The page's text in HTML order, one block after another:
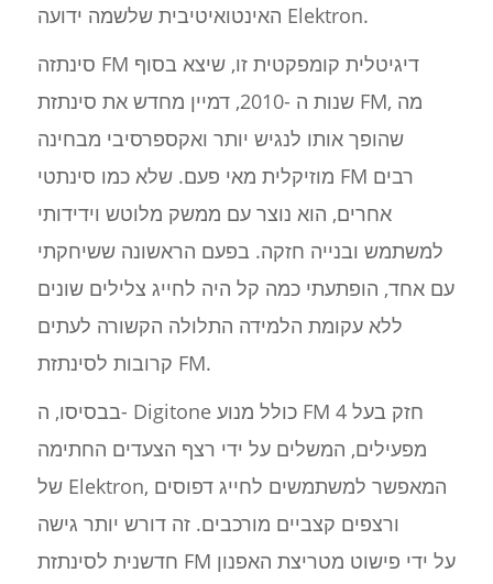
האינטואיטיבית שלשמה ידועה Elektron.
סינתזה FM דיגיטלית קומפקטית זו, שיצא בסוף
שנות ה -2010, דמיין מחדש את סינתזת FM, מה
שהופך אותו לנגיש יותר ואקספרסיבי מבחינה
מוזיקלית מאי פעם. שלא כמו סינתטי FM רבים
אחרים, הוא נוצר עם ממשק מלוטש וידידותי
למשתמש ובנייה חזקה. בפעם הראשונה ששיחקתי
עם אחד, הופתעתי כמה קל היה לחייג צלילים שונים
ללא עקומת הלמידה התלולה הקשורה לעתים
קרובות לסינתזת FM.
בבסיסו, ה- Digitone כולל מנוע FM חזק בעל 4
מפעילים, המשלים על ידי רצף הצעדים החתימה
של Elektron, המאפשר למשתמשים לחייג דפוסים
ורצפים קצביים מורכבים. זה דורש יותר גישה
חדשנית לסינתזת FM על ידי פישוט מטריצת האפנון